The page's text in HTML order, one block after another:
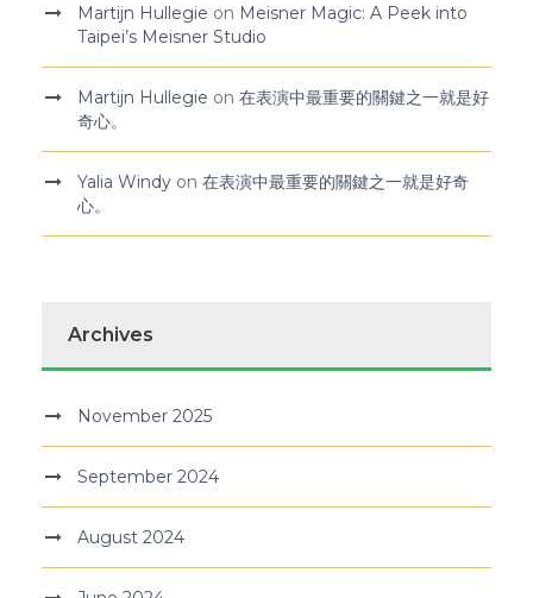
Martijn Hullegie on Meisner Magic: A Peek into
Taipei’s Meisner Studio
Martijn Hullegie on 在表演中最重要的關鍵之一就是好
奇心。
Yalia Windy on 在表演中最重要的關鍵之一就是好奇
心。
Archives
November 2025
September 2024
August 2024